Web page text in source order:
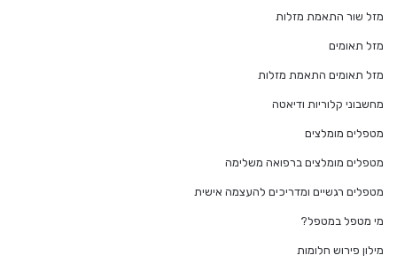
מזל שור התאמת מזלות
מזל תאומים
מזל תאומים התאמת מזלות
מחשבוני קלוריות ודיאטה
מטפלים מומלצים
מטפלים מומלצים ברפואה משלימה
מטפלים רגשיים ומדריכים להעצמה אישית
מי מטפל במטפל?
מילון פירוש חלומות